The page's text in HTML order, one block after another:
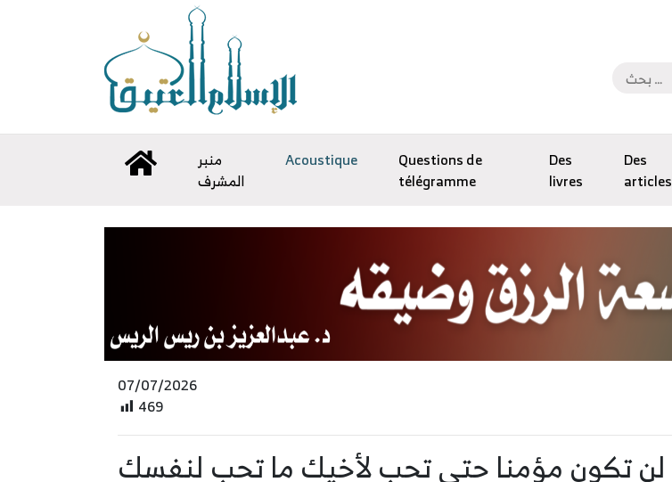
منبر
المشرف
Acoustique
Questions de
télégramme
Des
livres
Des
articles
07/07/2026
469
لن تكون مؤمنا حتى تحب لأخيك ما تحب لنفسك